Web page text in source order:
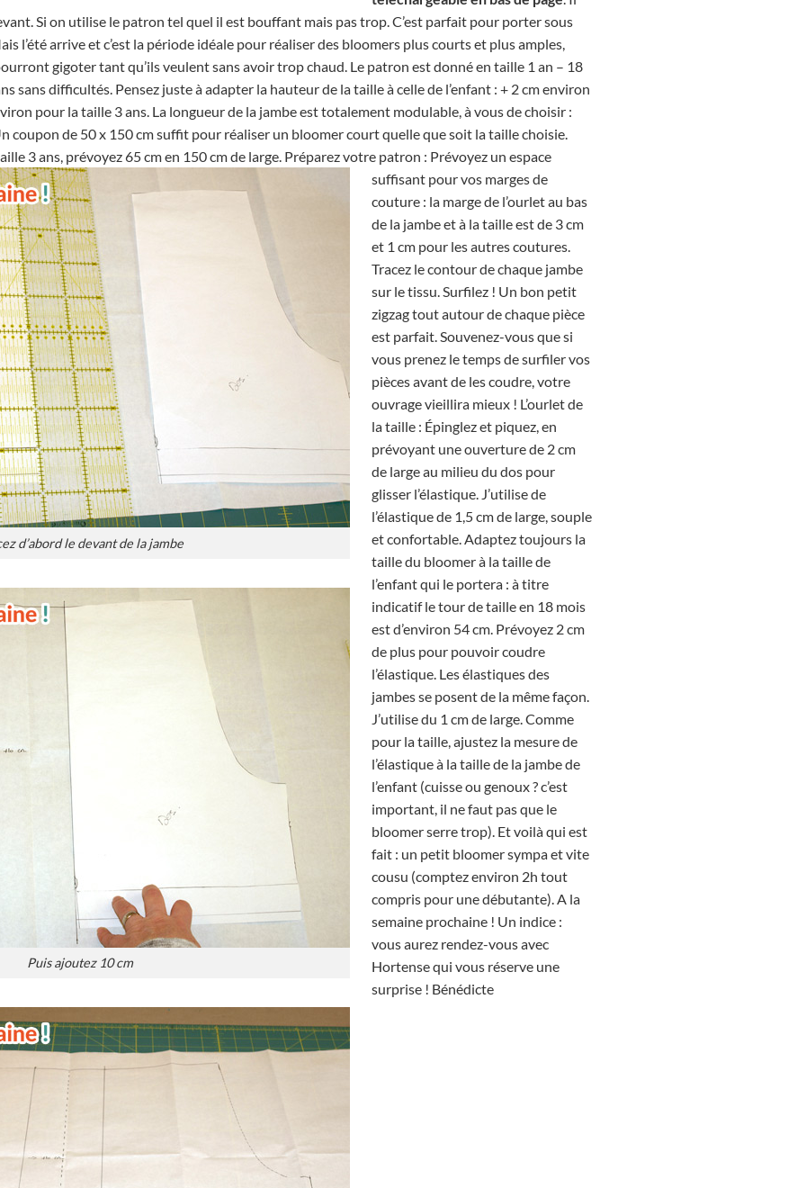
Si on utilise le patron tel quel il est bouffant mais pas trop. C’est parfait pour porter sous
l’été arrive et c’est la période idéale pour réaliser des bloomers plus courts et plus amples,
gigoter tant qu’ils veulent sans avoir trop chaud. Le patron est donné en taille 1 an – 18
sans difficultés. Pensez juste à adapter la hauteur de la taille à celle de l’enfant : + 2 cm environ
pour la taille 3 ans. La longueur de la jambe est totalement modulable, à vous de choisir :
coupon de 50 x 150 cm suffit pour réaliser un bloomer court quelle que soit la taille choisie.
3 ans, prévoyez 65 cm en 150 cm de large. Préparez votre patron :
d’abord le devant de la jambe
Puis ajoutez 10 cm
Prévoyez un espace
suffisant pour vos marges de
couture : la marge de l’ourlet au bas
de la jambe et à la taille est de 3 cm
et 1 cm pour les autres coutures.
Tracez le contour de chaque jambe
sur le tissu.Surfilez ! Un bon petit
zigzag tout autour de chaque pièce
est parfait. Souvenez-vous que si
vous prenez le temps de surfiler vos
pièces avant de les coudre, votre
ouvrage vieillira mieux ! L’ourlet de
la taille : Épinglez et piquez, en
prévoyant une ouverture de 2 cm
de large au milieu du dos pour
glisser l’élastique. J’utilise de
l’élastique de 1,5 cm de large, souple
et confortable. Adaptez toujours la
taille du bloomer à la taille de
l’enfant qui le portera : à titre
indicatif le tour de taille en 18 mois
est d’environ 54 cm. Prévoyez 2 cm
de plus pour pouvoir coudre
l’élastique. Les élastiques des
jambes se posent de la même façon.
J’utilise du 1 cm de large. Comme
pour la taille, ajustez la mesure de
l’élastique à la taille de la jambe de
l’enfant (cuisse ou genoux ? c’est
important, il ne faut pas que le
bloomer serre trop). Et voilà qui est
fait : un petit bloomer sympa et vite
cousu (comptez environ 2h tout
compris pour une débutante). A la
semaine prochaine ! Un indice :
vous aurez rendez-vous avec
Hortense qui vous réserve une
surprise ! Bénédicte